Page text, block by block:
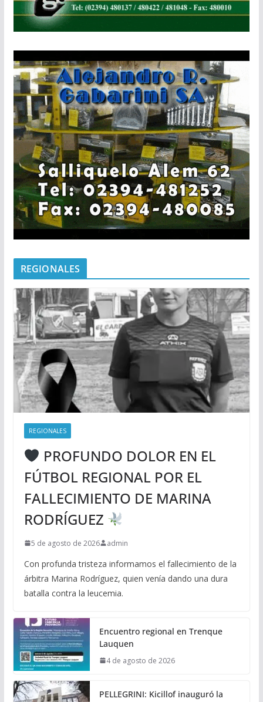
REGIONALES
REGIONALES
PROFUNDO DOLOR EN EL
FÚTBOL REGIONAL POR EL
FALLECIMIENTO DE MARINA
RODRÍGUEZ
5 de agosto de 2026 admin
Con profunda tristeza informamos el fallecimiento de la
árbitra Marina Rodríguez, quien venía dando una dura
batalla contra la leucemia.
Encuentro regional en Trenque
Lauquen
4 de agosto de 2026
PELLEGRINI: Kicillof inauguró la